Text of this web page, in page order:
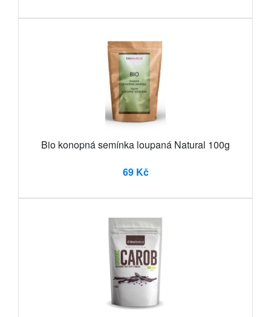
Bio konopná semínka loupaná Natural 100g
69 Kč